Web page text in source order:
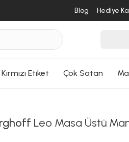
Blog Hediye
Kırmızı Etiket Çok Satan
Leo Masa Üstü